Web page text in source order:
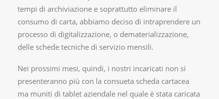
tempi di archiviazione e soprattutto eliminare il
consumo di carta, abbiamo deciso di intraprendere un
processo di digitalizzazione, o dematerializzazione,
delle schede tecniche di servizio mensili.
Nei prossimi mesi, quindi, i nostri incaricati non si
presenteranno più con la consueta scheda cartacea
ma muniti di tablet aziendale nel quale è stata caricata